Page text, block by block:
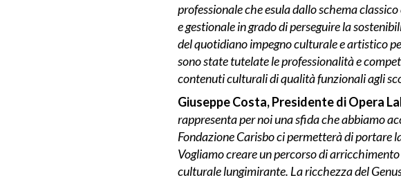
professionale che esula dallo schema
e gestionale in grado di perseguire la
del quotidiano impegno culturale e artistico
sono state tutelate le professionalità e
contenuti culturali di qualità funzionali agli
Giuseppe Costa, Presidente di Opera
rappresenta per noi una sfida che abbiamo
Fondazione Carisbo ci permetterà di portare
Vogliamo creare un percorso di
culturale lungimirante. La ricchezza del